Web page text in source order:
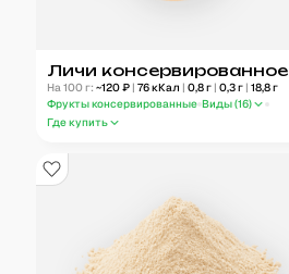
Личи консервированное
На 100 г: ~120₽ | 76кКал | 0,8г | 0,3г | 18,8г
Фрукты консервированные Виды (16)
Где купить